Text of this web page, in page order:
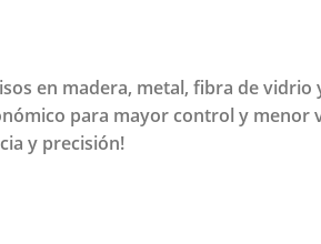
en madera, metal, fibra de vidrio
para mayor control y menor
y precisión!